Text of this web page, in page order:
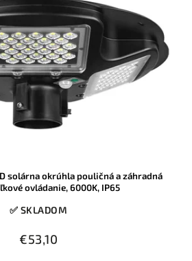
solárna okrúhla pouličná a záhradná
ovládanie, 6000K, IP65
✅ SKLADOM
€53,10